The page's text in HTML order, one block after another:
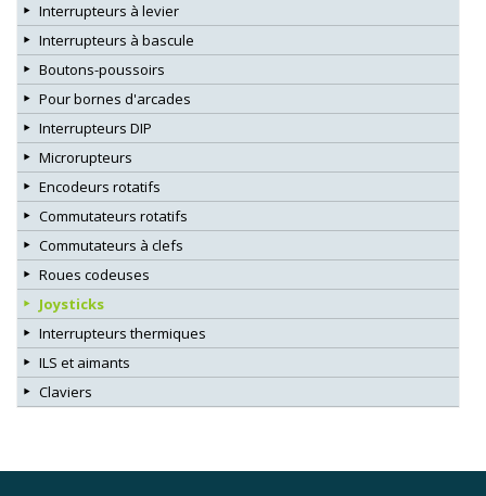
Interrupteurs à levier
Interrupteurs à bascule
Boutons-poussoirs
Pour bornes d'arcades
Interrupteurs DIP
Microrupteurs
Encodeurs rotatifs
Commutateurs rotatifs
Commutateurs à clefs
Roues codeuses
Joysticks
Interrupteurs thermiques
ILS et aimants
Claviers